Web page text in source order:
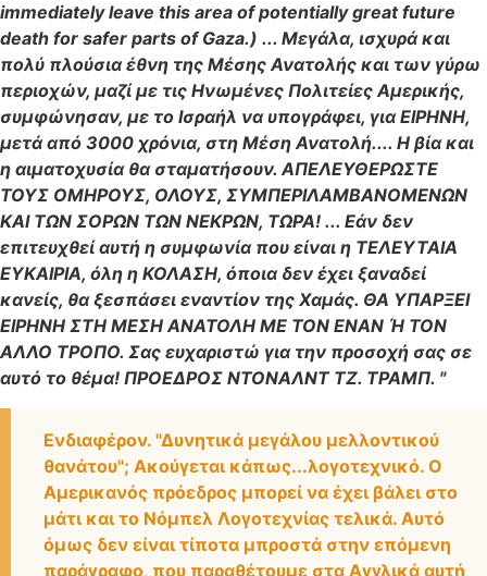
immediately leave this area of potentially great future
death for safer parts of Gaza.) ... Μεγάλα, ισχυρά και
πολύ πλούσια έθνη της Μέσης Ανατολής και των γύρω
περιοχών, μαζί με τις Ηνωμένες Πολιτείες Αμερικής,
συμφώνησαν, με το Ισραήλ να υπογράφει, για ΕΙΡΗΝΗ,
μετά από 3000 χρόνια, στη Μέση Ανατολή.... Η βία και
η αιματοχυσία θα σταματήσουν. ΑΠΕΛΕΥΘΕΡΩΣΤΕ
ΤΟΥΣ ΟΜΗΡΟΥΣ, ΟΛΟΥΣ, ΣΥΜΠΕΡΙΛΑΜΒΑΝΟΜΕΝΩΝ
ΚΑΙ ΤΩΝ ΣΟΡΩΝ ΤΩΝ ΝΕΚΡΩΝ, ΤΩΡΑ! ... Εάν δεν
επιτευχθεί αυτή η συμφωνία που είναι η ΤΕΛΕΥΤΑΙΑ
ΕΥΚΑΙΡΙΑ, όλη η ΚΟΛΑΣΗ, όποια δεν έχει ξαναδεί
κανείς, θα ξεσπάσει εναντίον της Χαμάς. ΘΑ ΥΠΑΡΞΕΙ
ΕΙΡΗΝΗ ΣΤΗ ΜΕΣΗ ΑΝΑΤΟΛΗ ΜΕ ΤΟΝ ΕΝΑΝ Ή ΤΟΝ
ΑΛΛΟ ΤΡΟΠΟ. Σας ευχαριστώ για την προσοχή σας σε
αυτό το θέμα! ΠΡΟΕΔΡΟΣ ΝΤΟΝΑΛΝΤ ΤΖ. ΤΡΑΜΠ. "
Ενδιαφέρον. "Δυνητικά μεγάλου μελλοντικού
θανάτου"; Ακούγεται κάπως...λογοτεχνικό. Ο
Αμερικανός πρόεδρος μπορεί να έχει βάλει στο
μάτι και το Νόμπελ Λογοτεχνίας τελικά. Αυτό
όμως δεν είναι τίποτα μπροστά στην επόμενη
παράγραφο, που παραθέτουμε στα Αγγλικά αυτή